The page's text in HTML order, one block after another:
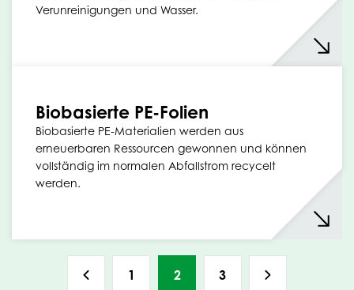
Verunreinigungen und Wasser.
Biobasierte PE-Folien
Biobasierte PE-Materialien werden aus
erneuerbaren Ressourcen gewonnen und können
vollständig im normalen Abfallstrom recycelt
werden.
1 2 3